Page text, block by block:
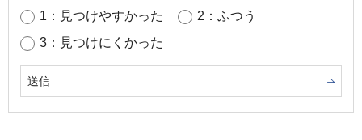
1：見つけやすかった
2：ふつう
3：見つけにくかった